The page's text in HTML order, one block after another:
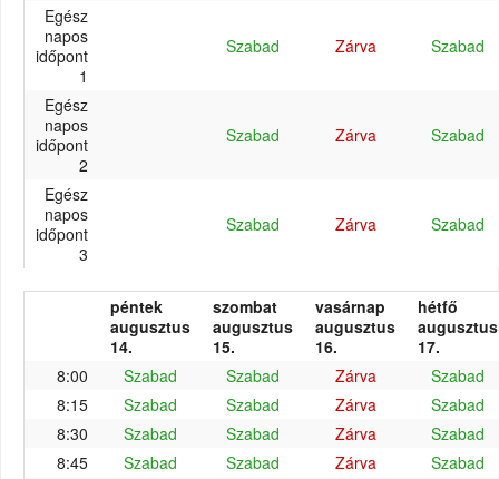
Egész
napos
időpont
1
Szabad Zárva Szabad
Egész
napos
időpont
2
Szabad Zárva Szabad
Egész
napos
időpont
3
Szabad Zárva Szabad
péntek
augusztus
14.
szombat
augusztus
15.
vasárnap
augusztus
16.
hétfő
augusztus
17.
8:00
Szabad Szabad Zárva
Szabad
8:15
Szabad Szabad Zárva
Szabad
8:30
Szabad Szabad Zárva
Szabad
8:45
Szabad Szabad Zárva
Szabad